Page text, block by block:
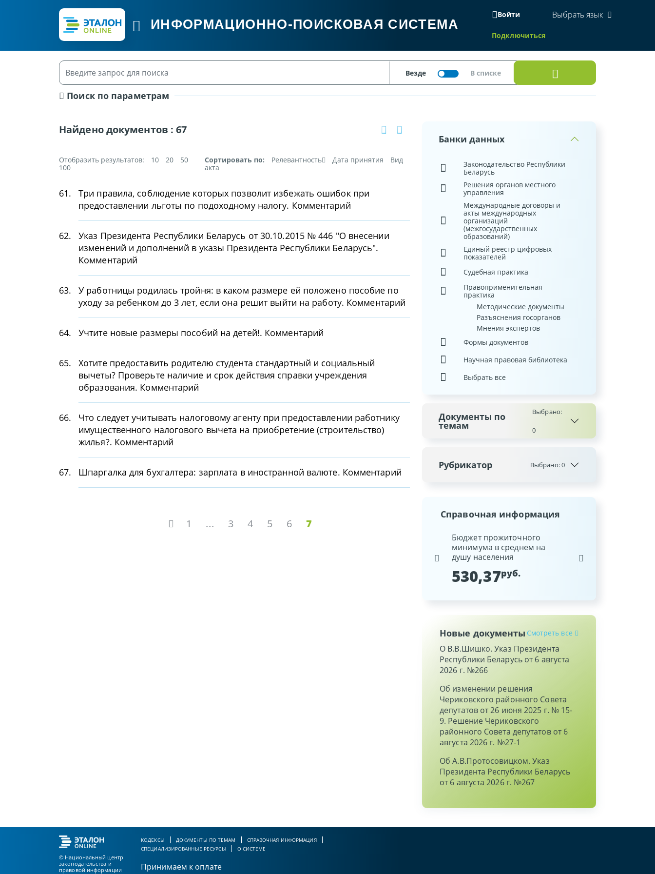
ИНФОРМАЦИОННО-ПОИСКОВАЯ СИСТЕМА
Войти
Подключиться
Выбрать язык
Поиск по параметрам
Найдено документов :67
Отобразить результатов: 10 20
50
100
Сортировать по: Релевантность Дата принятия
Вид
акта
61.
Три правила, соблюдение которых позволит избежать ошибок при
предоставлении льготы по подоходному налогу. Комментарий
62.
Указ Президента Республики Беларусь от 30.10.2015 № 446 "О внесении
изменений и дополнений в указы Президента Республики Беларусь".
Комментарий
63.
У работницы родилась тройня: в каком размере ей положено пособие по
уходу за ребенком до 3 лет, если она решит выйти на работу. Комментарий
64. Учтите новые размеры пособий на детей!. Комментарий
65.
Хотите предоставить родителю студента стандартный и социальный
вычеты? Проверьте наличие и срок действия справки учреждения
образования. Комментарий
66.
Что следует учитывать налоговому агенту при предоставлении работнику
имущественного налогового вычета на приобретение (строительство)
жилья?. Комментарий
67. Шпаргалка для бухгалтера: зарплата в иностранной валюте. Комментарий
1 ... 3 4 5 6 7
Банки данных
Законодательство Республики
Беларусь
Решения органов местного
управления
Международные договоры и
акты международных
организаций
(межгосударственных
образований)
Единый реестр цифровых
показателей
Судебная практика
Правоприменительная
практика
Методические документы
Разъяснения госорганов
Мнения экспертов
Формы документов
Научная правовая библиотека
Выбрать все
Документы по
темам
Выбрано:
0
Рубрикатор Выбрано:0
Справочная информация
Бюджет прожиточного
минимума в среднем на
душу населения
530,37руб.
Республики Беларусь
Новые документы Смотреть все
О В.В.Шишко. Указ Президента
Республики Беларусь от 6 августа
2026 г. №266
Об изменении решения
Чериковского районного Совета
депутатов от 26 июня 2025 г. № 15-
9. Решение Чериковского
районного Совета депутатов от 6
августа 2026 г. №27-1
Об А.В.Протосовицком. Указ
Президента Республики Беларусь
от 6 августа 2026 г. №267
© Национальный центр
законодательства и
правовой информации
КОДЕКСЫ ДОКУМЕНТЫ ПО ТЕМАМ
СПРАВОЧНАЯ ИНФОРМАЦИЯ
СПЕЦИАЛИЗИРОВАННЫЕ РЕСУРСЫ
О СИСТЕМЕ
Принимаем к оплате